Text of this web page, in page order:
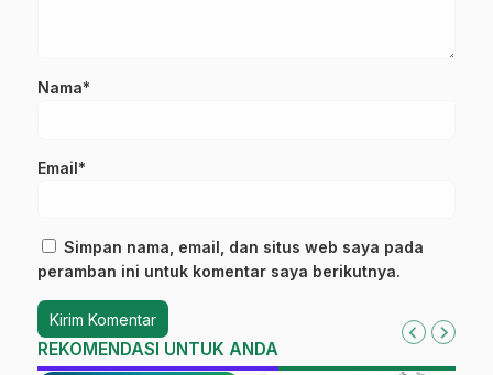
Nama*
Email*
Simpan nama, email, dan situs web saya pada
peramban ini untuk komentar saya berikutnya.
REKOMENDASI UNTUK ANDA